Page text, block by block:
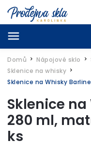
Domů / Nápojové sklo /
Sklenice na whisky /
Sklenice na Whisky
Sklenice
280 ml,
ks